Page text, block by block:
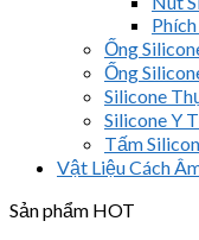
Ống
Ống
Silicone
Silicone Y
Tấm
Vật Liệu Cách
Sản phẩm HOT